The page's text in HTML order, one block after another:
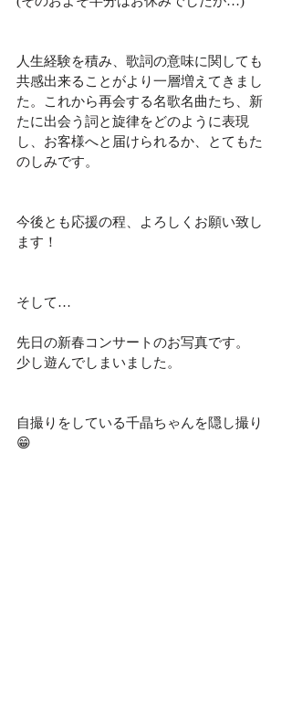
人生経験を積み、歌詞の意味に関しても
共感出来ることがより一層増えてきまし
た。これから再会する名歌名曲たち、新
たに出会う詞と旋律をどのように表現
し、お客様へと届けられるか、とてもた
のしみです。
今後とも応援の程、よろしくお願い致し
ます！
そして…
先日の新春コンサートのお写真です。
少し遊んでしまいました。
自撮りをしている千晶ちゃんを隠し撮り
😁